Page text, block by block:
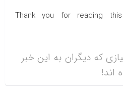
Thank you for reading
که دیگران به این خبر
اند!